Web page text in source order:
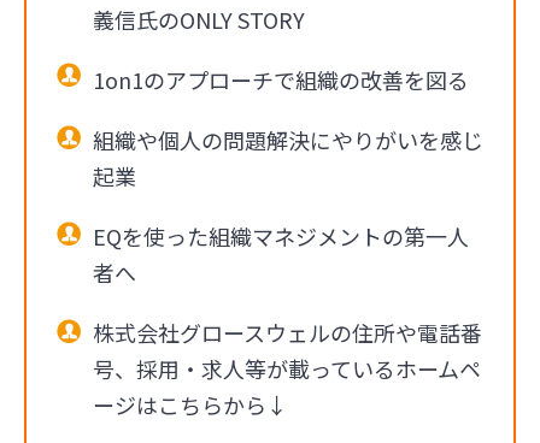
義信氏のONLY STORY
1on1のアプローチで組織の改善を図る
組織や個人の問題解決にやりがいを感じ
起業
EQを使った組織マネジメントの第一人
者へ
株式会社グロースウェルの住所や電話番
号、採用・求人等が載っているホームペ
ージはこちらから↓